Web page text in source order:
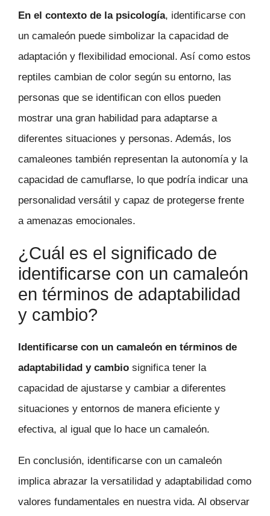
En el contexto de la psicología, identificarse con
un camaleón puede simbolizar la capacidad de
adaptación y flexibilidad emocional. Así como estos
reptiles cambian de color según su entorno, las
personas que se identifican con ellos pueden
mostrar una gran habilidad para adaptarse a
diferentes situaciones y personas. Además, los
camaleones también representan la autonomía y la
capacidad de camuflarse, lo que podría indicar una
personalidad versátil y capaz de protegerse frente
a amenazas emocionales.
¿Cuál es el significado de
identificarse con un camaleón
en términos de adaptabilidad
y cambio?
Identificarse con un camaleón en términos de
adaptabilidad y cambio significa tener la
capacidad de ajustarse y cambiar a diferentes
situaciones y entornos de manera eficiente y
efectiva, al igual que lo hace un camaleón.
En conclusión, identificarse con un camaleón
implica abrazar la versatilidad y adaptabilidad como
valores fundamentales en nuestra vida. Al observar